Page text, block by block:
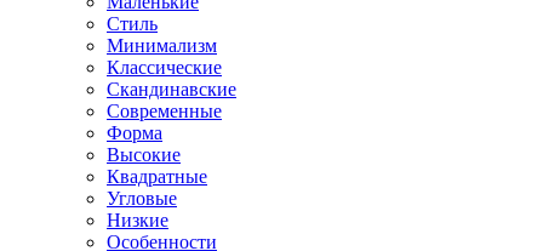
Стиль
Минимализм
Классические
Скандинавские
Современные
Форма
Высокие
Квадратные
Угловые
Низкие
Особенности